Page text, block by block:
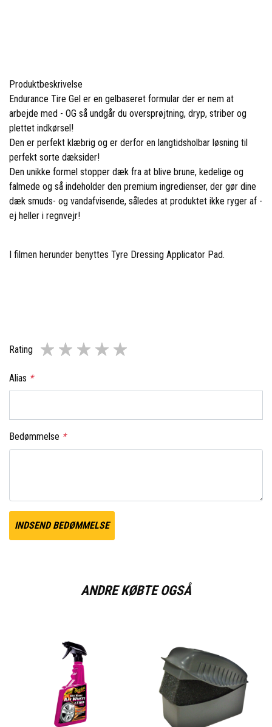
Produktbeskrivelse
Endurance Tire Gel er en gelbaseret formular der er nem at
arbejde med - OG så undgår du oversprøjtning, dryp, striber og
plettet indkørsel!
Den er perfekt klæbrig og er derfor en langtidsholbar løsning til
perfekt sorte dæksider!
Den unikke formel stopper dæk fra at blive brune, kedelige og
falmede og så indeholder den premium ingredienser, der gør dine
dæk smuds- og vandafvisende, således at produktet ikke ryger af -
ej heller i regnvejr!
I filmen herunder benyttes Tyre Dressing Applicator Pad.
Rating
Alias *
Bedømmelse *
INDSEND BEDØMMELSE
ANDRE KØBTE OGSÅ